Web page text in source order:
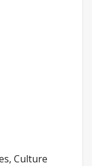
Culture